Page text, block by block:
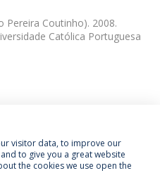
Pereira Coutinho). 2008.
Católica Portuguesa
visitor data, to improve our
to give you a great website
the cookies we use open the